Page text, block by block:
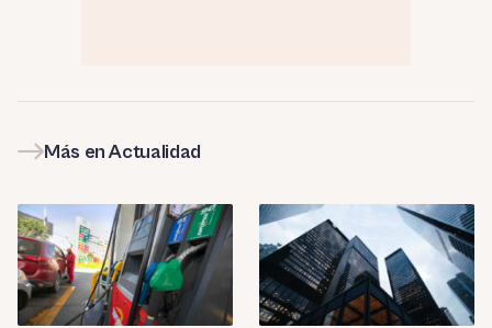
Más en Actualidad